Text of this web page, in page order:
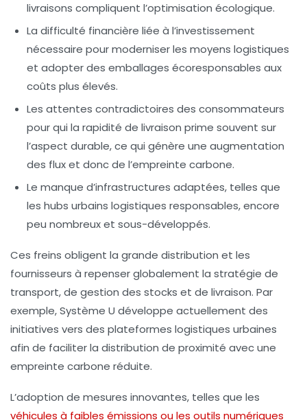
livraisons compliquent l’optimisation écologique.
La difficulté financière liée à l’investissement
nécessaire pour moderniser les moyens logistiques
et adopter des emballages écoresponsables aux
coûts plus élevés.
Les attentes contradictoires des consommateurs
pour qui la rapidité de livraison prime souvent sur
l’aspect durable, ce qui génère une augmentation
des flux et donc de l’empreinte carbone.
Le manque d’infrastructures adaptées, telles que
les hubs urbains logistiques responsables, encore
peu nombreux et sous-développés.
Ces freins obligent la grande distribution et les
fournisseurs à repenser globalement la stratégie de
transport, de gestion des stocks et de livraison. Par
exemple,Système U développe actuellement des
initiatives vers des plateformes logistiques urbaines
afin de faciliter la distribution de proximité avec une
empreinte carbone réduite.
L’adoption de mesures innovantes, telles que les
véhicules à faibles émissions ou les outils numériques